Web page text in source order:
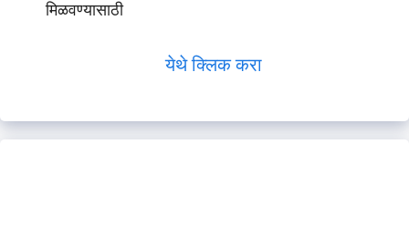
मिळवण्यासाठी
येथे क्लिक करा